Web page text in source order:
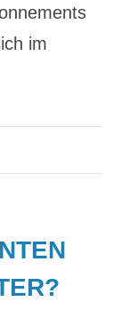
im